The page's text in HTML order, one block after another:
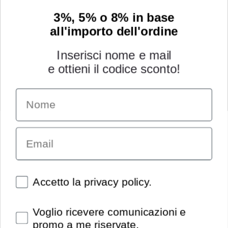
INFORMAZIONI
Chi siamo
Garanzia
Richiesta assistenza tecnica
Pagamenti e spedizioni
Utilizzo dei cookies
Recedi dal contratto
3%, 5% o 8% in base
all'importo dell'ordine
Inserisci nome e mail
e ottieni il codice sconto!
Name
Email
Spunte obbligatorie
Accetto la privacy policy.
Spunte obbligatorie
Voglio ricevere comunicazioni e
promo a me riservate.